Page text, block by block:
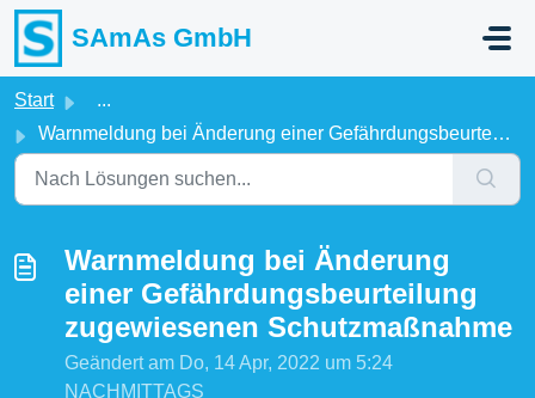
Zum hauptsächlichen Inhalt gehen
SAmAs GmbH
Start
...
Warnmeldung bei Änderung einer Gefährdungsbeurteilung zug...
Warnmeldung bei Änderung
einer Gefährdungsbeurteilung
zugewiesenen Schutzmaßnahme
Geändert am Do, 14 Apr, 2022 um 5:24
NACHMITTAGS